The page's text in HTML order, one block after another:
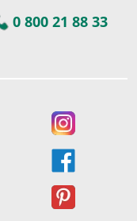
0 800 21 88 33